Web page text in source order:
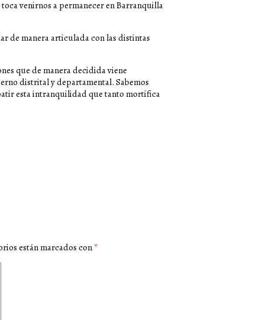
venirnos a permanecer en Barranquilla
de manera articulada con las distintas
que de manera decidida viene
distrital y departamental. Sabemos
esta intranquilidad que tanto mortifica
están marcados con*